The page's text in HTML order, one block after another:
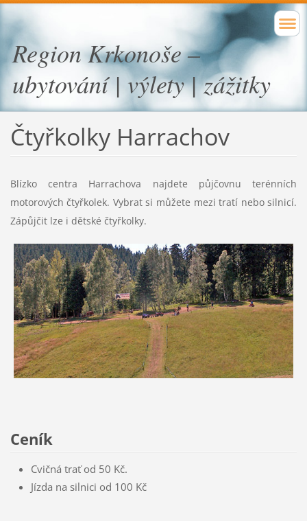
Region Krkonoše –
ubytování | výlety | zážitky
Čtyřkolky Harrachov
Blízko centra Harrachova najdete půjčovnu terénních
motorových čtyřkolek. Vybrat si můžete mezi tratí nebo silnicí.
Zápůjčit lze i dětské čtyřkolky.
Ceník
Cvičná trať od 50 Kč.
Jízda na silnici od 100 Kč